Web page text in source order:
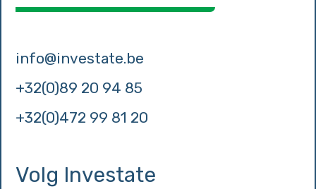
info@investate.be
+32(0)89 20 94 85
+32(0)472 99 81 20
Volg Investate